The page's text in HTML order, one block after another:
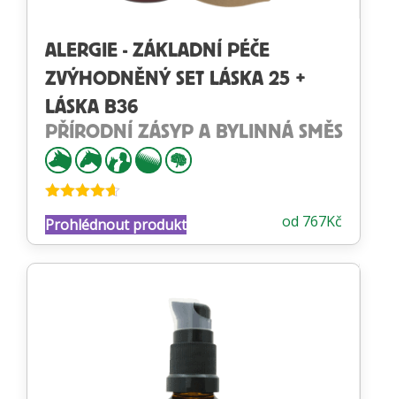
ALERGIE - ZÁKLADNÍ PÉČE
ZVÝHODNĚNÝ SET LÁSKA 25 +
LÁSKA B36
PŘÍRODNÍ ZÁSYP A BYLINNÁ SMĚS
4.58z 5 od 767Kč
Prohlédnout produkt